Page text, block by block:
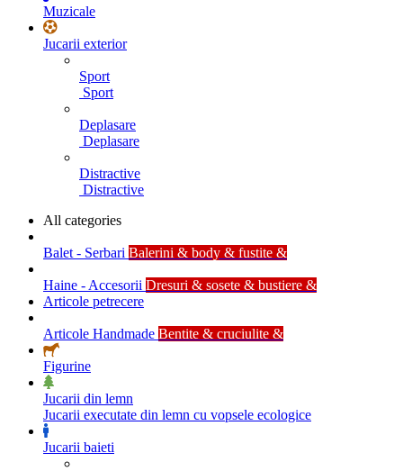
Muzicale
Jucarii exterior
Sport
Sport
Deplasare
Deplasare
Distractive
Distractive
All categories
Balet - Serbari Balerini & body & fustite &
Haine - Accesorii Dresuri & sosete & bustiere &
Articole petrecere
Articole Handmade Bentite & cruciulite &
Figurine
Jucarii din lemn
Jucarii executate din lemn cu vopsele ecologice
Jucarii baieti